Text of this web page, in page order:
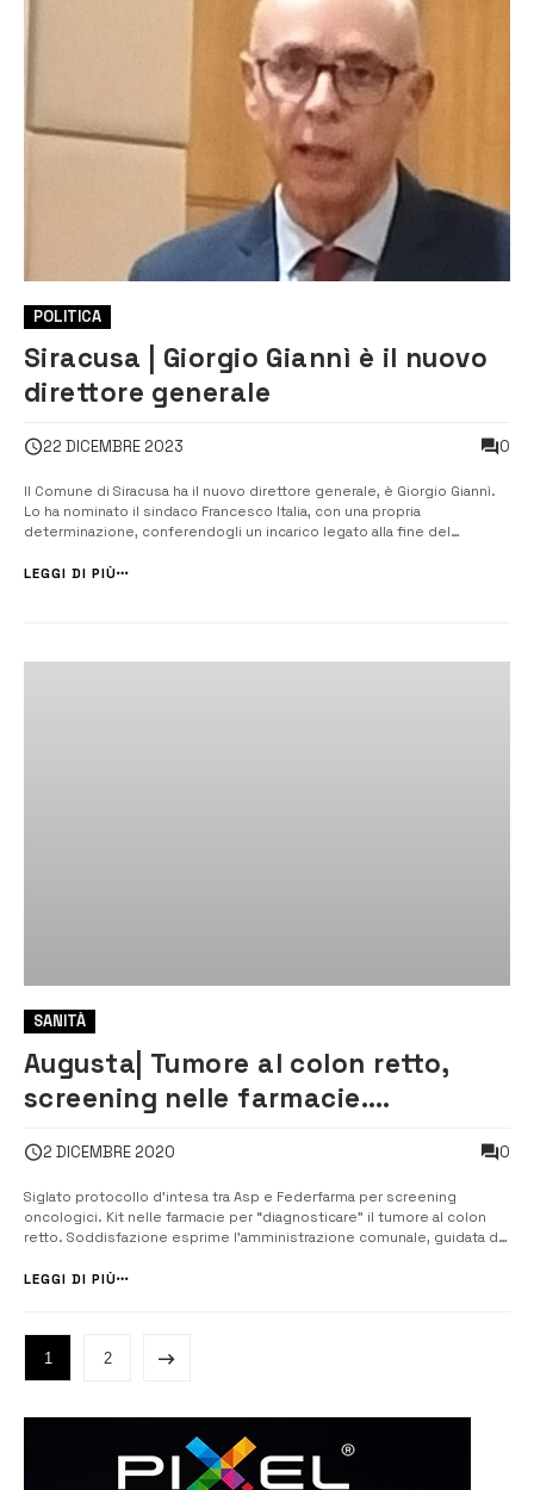
POLITICA
Siracusa | Giorgio Giannì è il nuovo
direttore generale
22 DICEMBRE 2023 0
Il Comune di Siracusa ha il nuovo direttore generale, è Giorgio Giannì.
Lo ha nominato il sindaco Francesco Italia, con una propria
determinazione, conferendogli un incarico legato alla fine del
1994, e fino alla nomina a direttore generale ha ricoperto il ruolo di
LEGGI DI PIÙ
SANITÀ
Augusta| Tumore al colon retto,
screening nelle farmacie.
2 DICEMBRE 2020 0
Siglato protocollo d’intesa tra Asp e Federfarma per screening
oncologici. Kit nelle farmacie per “diagnosticare” il tumore al colon
retto. Soddisfazione esprime l’amministrazione comunale, guidata dal
rivolgersi alla propria farmacia di fiducia. [/] L’...
LEGGI DI PIÙ
1 2